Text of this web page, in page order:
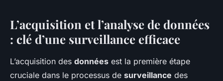
L’acquisition et l’analyse de données
: clé d’une surveillance efficace
L’acquisition des données est la première étape
cruciale dans le processus de surveillance des